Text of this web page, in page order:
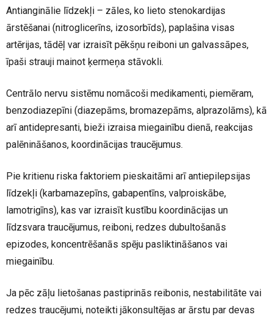
Antianginālie līdzekļi – zāles, ko lieto stenokardijas
ārstēšanai (nitroglicerīns, izosorbīds), paplašina visas
artērijas, tādēļ var izraisīt pēkšņu reiboni un galvassāpes,
īpaši strauji mainot ķermeņa stāvokli.
Centrālo nervu sistēmu nomācoši medikamenti, piemēram,
benzodiazepīni (diazepāms, bromazepāms, alprazolāms), kā
arī antidepresanti, bieži izraisa miegainību dienā, reakcijas
palēnināšanos, koordinācijas traucējumus.
Pie kritienu riska faktoriem pieskaitāmi arī antiepilepsijas
līdzekļi (karbamazepīns, gabapentīns, valproiskābe,
lamotrigīns), kas var izraisīt kustību koordinācijas un
līdzsvara traucējumus, reiboni, redzes dubultošanās
epizodes, koncentrēšanās spēju pasliktināšanos vai
miegainību.
Ja pēc zāļu lietošanas pastiprinās reibonis, nestabilitāte vai
redzes traucējumi, noteikti jākonsultējas ar ārstu par devas